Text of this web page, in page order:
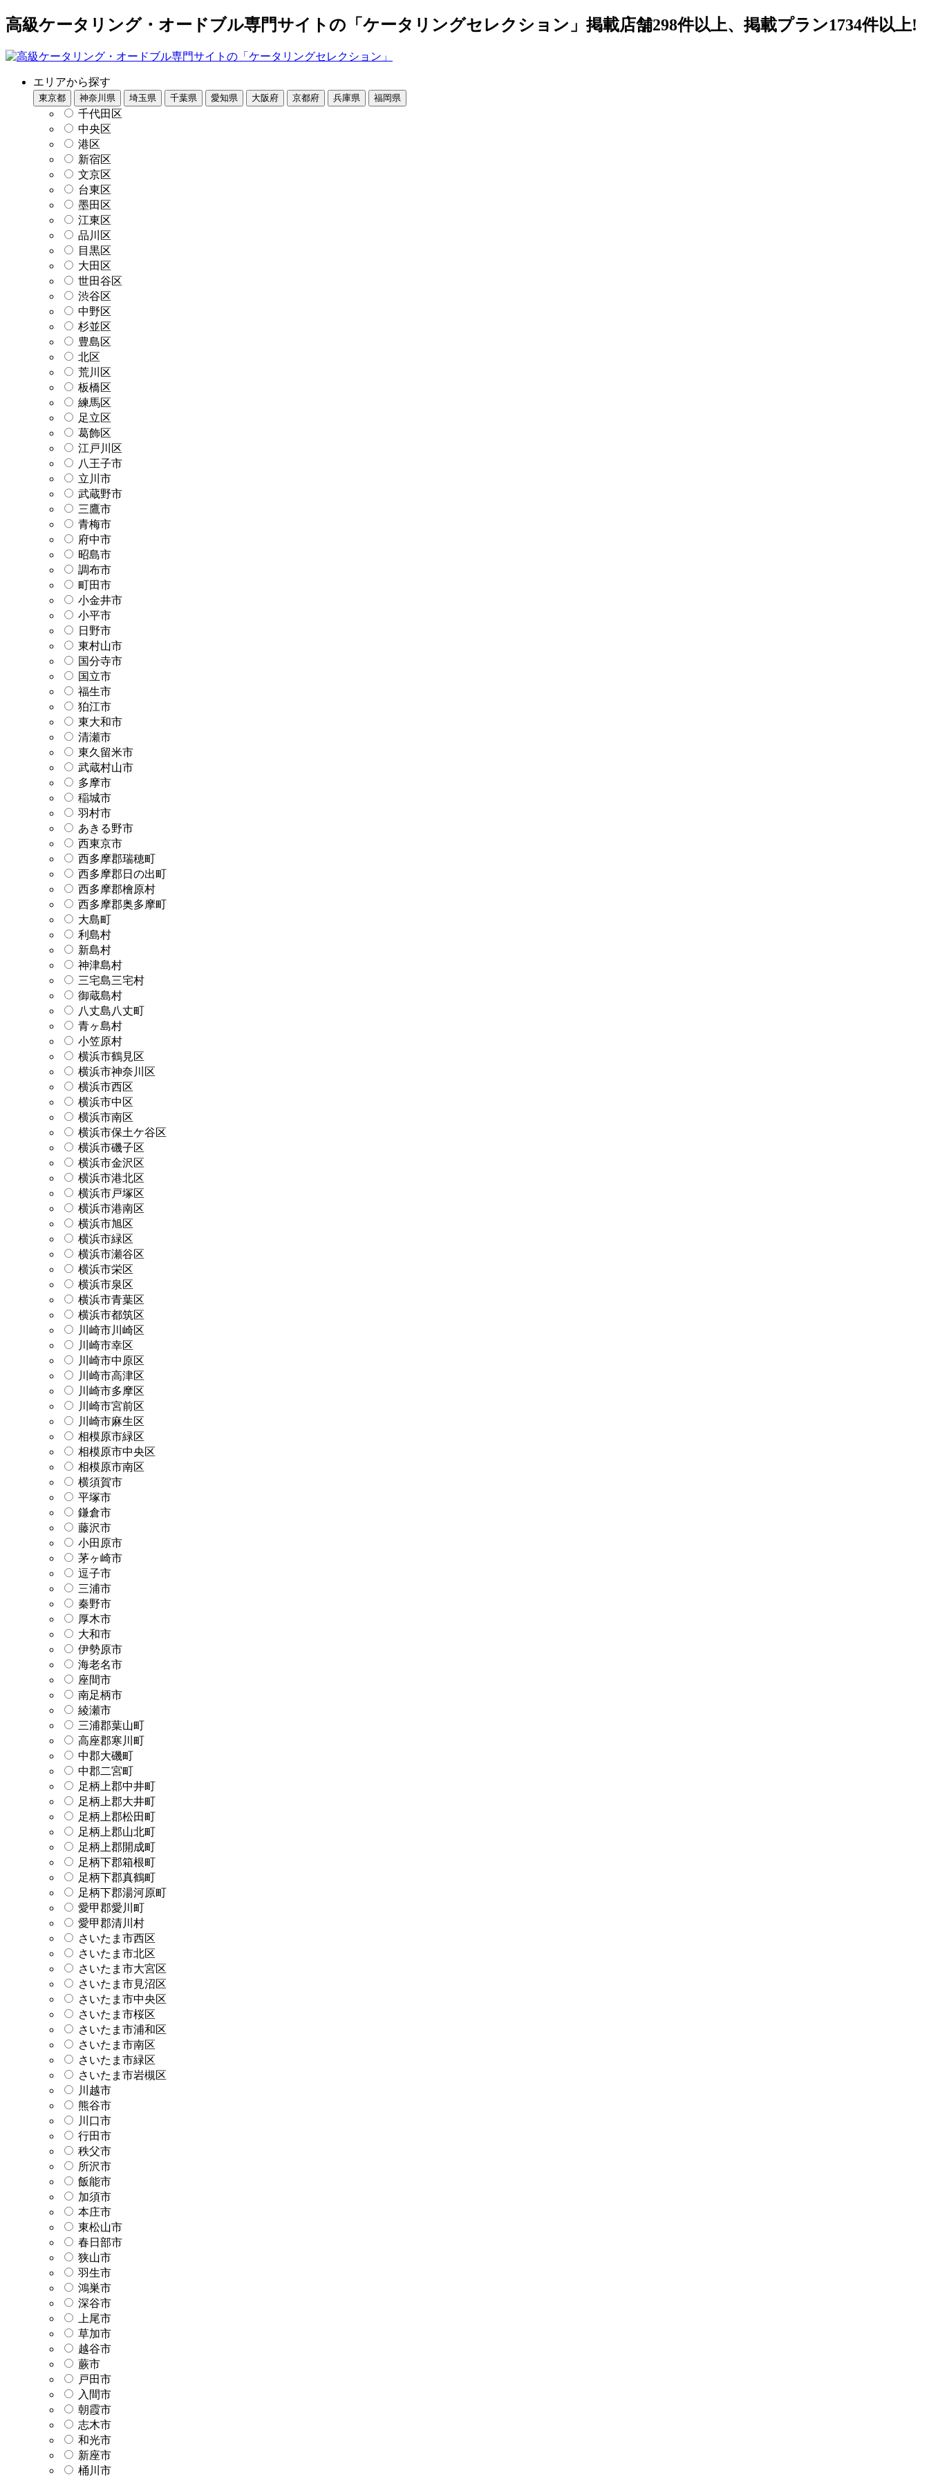
高級ケータリング・オードブル専門サイトの「ケータリングセレクション」掲載店舗298件以上、掲載プラン1734件以上!
エリアから探す
東京都 神奈川県 埼玉県 千葉県 愛知県 大阪府 京都府 兵庫県 福岡県
千代田区
中央区
港区
新宿区
文京区
台東区
墨田区
江東区
品川区
目黒区
大田区
世田谷区
渋谷区
中野区
杉並区
豊島区
北区
荒川区
板橋区
練馬区
足立区
葛飾区
江戸川区
八王子市
立川市
武蔵野市
三鷹市
青梅市
府中市
昭島市
調布市
町田市
小金井市
小平市
日野市
東村山市
国分寺市
国立市
福生市
狛江市
東大和市
清瀬市
東久留米市
武蔵村山市
多摩市
稲城市
羽村市
あきる野市
西東京市
西多摩郡瑞穂町
西多摩郡日の出町
西多摩郡檜原村
西多摩郡奥多摩町
大島町
利島村
新島村
神津島村
三宅島三宅村
御蔵島村
八丈島八丈町
青ヶ島村
小笠原村
横浜市鶴見区
横浜市神奈川区
横浜市西区
横浜市中区
横浜市南区
横浜市保土ケ谷区
横浜市磯子区
横浜市金沢区
横浜市港北区
横浜市戸塚区
横浜市港南区
横浜市旭区
横浜市緑区
横浜市瀬谷区
横浜市栄区
横浜市泉区
横浜市青葉区
横浜市都筑区
川崎市川崎区
川崎市幸区
川崎市中原区
川崎市高津区
川崎市多摩区
川崎市宮前区
川崎市麻生区
相模原市緑区
相模原市中央区
相模原市南区
横須賀市
平塚市
鎌倉市
藤沢市
小田原市
茅ヶ崎市
逗子市
三浦市
秦野市
厚木市
大和市
伊勢原市
海老名市
座間市
南足柄市
綾瀬市
三浦郡葉山町
高座郡寒川町
中郡大磯町
中郡二宮町
足柄上郡中井町
足柄上郡大井町
足柄上郡松田町
足柄上郡山北町
足柄上郡開成町
足柄下郡箱根町
足柄下郡真鶴町
足柄下郡湯河原町
愛甲郡愛川町
愛甲郡清川村
さいたま市西区
さいたま市北区
さいたま市大宮区
さいたま市見沼区
さいたま市中央区
さいたま市桜区
さいたま市浦和区
さいたま市南区
さいたま市緑区
さいたま市岩槻区
川越市
熊谷市
川口市
行田市
秩父市
所沢市
飯能市
加須市
本庄市
東松山市
春日部市
狭山市
羽生市
鴻巣市
深谷市
上尾市
草加市
越谷市
蕨市
戸田市
入間市
朝霞市
志木市
和光市
新座市
桶川市